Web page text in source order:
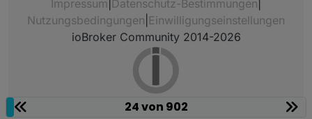
Impressum Datenschutz-Bestimmungen
Nutzungsbedingungen Einwilligungseinstellungen
ioBroker Community 2014-2026
24 von 902